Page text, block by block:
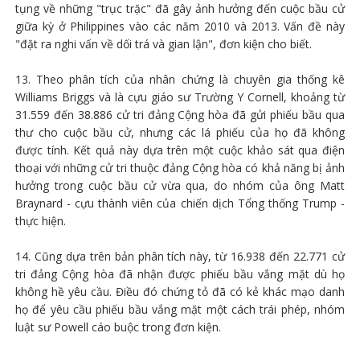
tụng về những "trục trặc" đã gây ảnh hưởng đến cuộc bầu cử
giữa kỳ ở Philippines vào các năm 2010 và 2013. Vấn đề này
"đặt ra nghi vấn về dối trá và gian lận", đơn kiện cho biết.
13. Theo phân tích của nhân chứng là chuyên gia thống kê
Williams Briggs và là cựu giáo sư Trường Y Cornell, khoảng từ
31.559 đến 38.886 cử tri đảng Cộng hòa đã gửi phiếu bầu qua
thư cho cuộc bầu cử, nhưng các lá phiếu của họ đã không
được tính. Kết quả này dựa trên một cuộc khảo sát qua điện
thoại với những cử tri thuộc đảng Cộng hòa có khả năng bị ảnh
hưởng trong cuộc bầu cử vừa qua, do nhóm của ông Matt
Braynard - cựu thành viên của chiến dịch Tổng thống Trump -
thực hiện.
14. Cũng dựa trên bản phân tích này, từ 16.938 đến 22.771 cử
tri đảng Cộng hòa đã nhận được phiếu bầu vắng mặt dù họ
không hề yêu cầu. Điều đó chứng tỏ đã có kẻ khác mạo danh
họ để yêu cầu phiếu bầu vắng mặt một cách trái phép, nhóm
luật sư Powell cáo buộc trong đơn kiện.